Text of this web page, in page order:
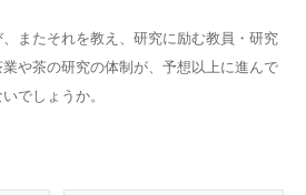
またそれを教え、研究に励む教員・研究
や茶の研究の体制が、予想以上に進んで
でしょうか。